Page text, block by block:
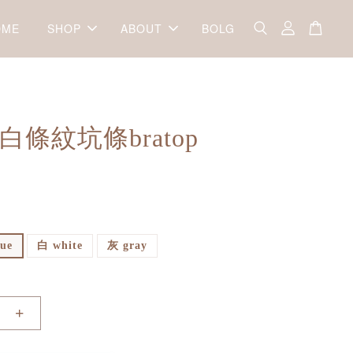
SHOP ABOUT BOLG
條紋坑條bratop
白 white 灰 gray
+